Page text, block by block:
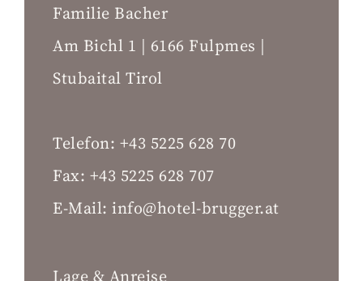
Familie Bacher
Am Bichl 1 | 6166 Fulpmes |
Stubaital Tirol
Telefon: +43 5225 628 70
Fax: +43 5225 628 707
E-Mail: info@hotel-brugger.at
Lage & Anreise